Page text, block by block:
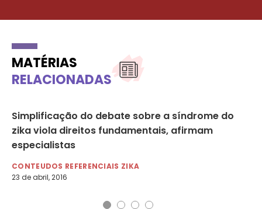
MATÉRIAS
RELACIONADAS
Simplificação do debate sobre a síndrome do
zika viola direitos fundamentais, afirmam
especialistas
CONTEUDOS REFERENCIAIS ZIKA
23 de abril, 2016